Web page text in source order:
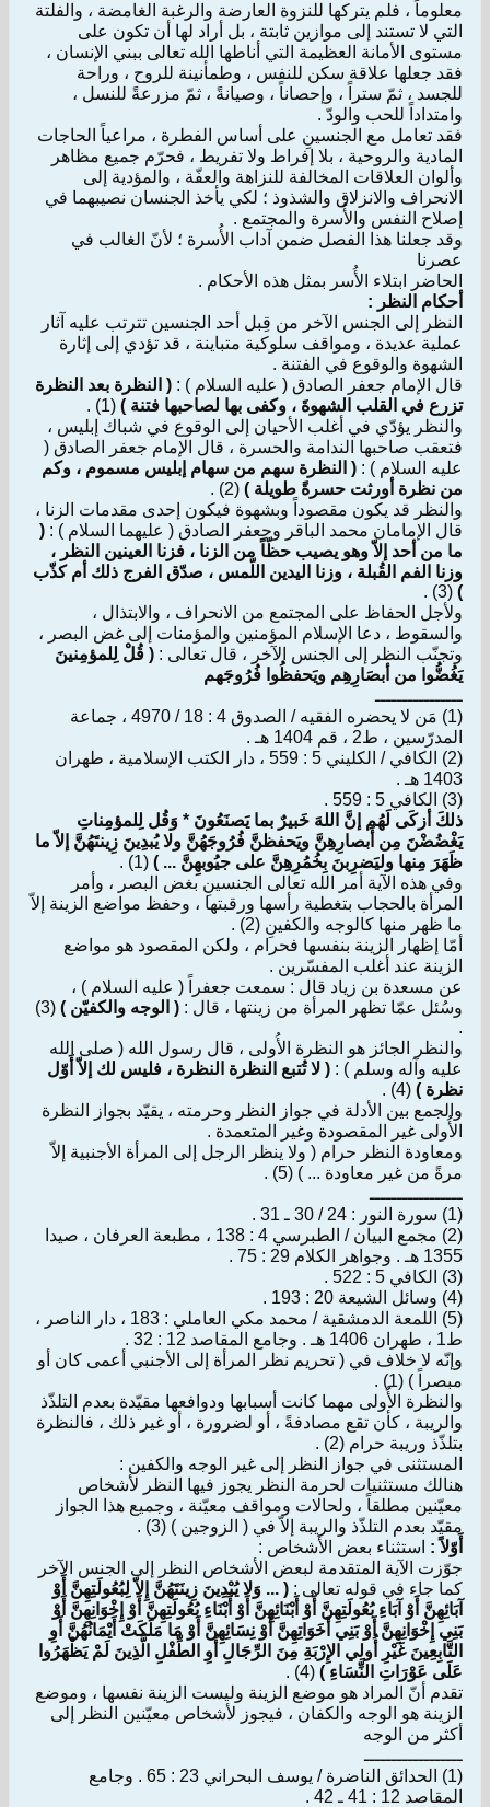
معلوماً ، فلم يتركها للنزوة العارضة والرغبة الغامضة ، والفلتة
التي لا تستند إلى موازين ثابتة ، بل أراد لها أن تكون على
مستوى الأمانة العظيمة التي أناطها الله تعالى ببني الإنسان ،
فقد جعلها علاقة سكن للنفس ، وطمأنينة للروح ، وراحة
للجسد ، ثمّ ستراً ، وإحصاناً ، وصيانةً ، ثمّ مزرعةً للنسل ،
وامتداداً للحب والودّ .
فقد تعامل مع الجنسينِ على أساس الفطرة ، مراعياً الحاجات
المادية والروحية ، بلا إفراط ولا تفريط ، فحرّم جميع مظاهر
وألوان العلاقات المخالفة للنزاهة والعفّة ، والمؤدية إلى
الانحراف والانزلاق والشذوذ ؛ لكي يأخذ الجنسان نصيبهما في
إصلاح النفس والأُسرة والمجتمع .
وقد جعلنا هذا الفصل ضمن آداب الأُسرة ؛ لأنّ الغالب في
عصرنا
الحاضر ابتلاء الأُسر بمثل هذه الأحكام .
أحكام النظر :
النظر إلى الجنس الآخر من قِبل أحد الجنسين تترتب عليه آثار
عملية عديدة ، ومواقف سلوكية متباينة ، قد تؤدي إلى إثارة
الشهوة والوقوع في الفتنة .
قال الإمام جعفر الصادق ( عليه السلام ) : ( النظرة بعد النظرة
تزرع في القلب الشهوةَ ، وكفى بها لصاحبها فتنة ) (1) .
والنظر يؤدّي في أغلب الأحيان إلى الوقوع في شباك إبليس ،
فتعقب صاحبها الندامة والحسرة ، قال الإمام جعفر الصادق (
عليه السلام ) : ( النظرة سهم من سهام إبليس مسموم ، وكم
من نظرة أورثت حسرةً طويلة ) (2) .
والنظر قد يكون مقصوداً وبشهوة فيكون إحدى مقدمات الزنا ،
قال الإمامان محمد الباقر وجعفر الصادق ( عليهما السلام ) : (
ما من أحد إلاّ وهو يصيب حظّاً من الزنا ، فزنا العينين النظر ،
وزنا الفم القُبلة ، وزنا اليدين اللّمس ، صدّق الفرج ذلك أم كذّب
)
(3) .
ولأجل الحفاظ على المجتمع من الانحراف ، والابتذال ،
والسقوط ، دعا الإسلام المؤمنين والمؤمنات إلى غض البصر ،
وتجنّب النظر إلى الجنس الآخر ، قال تعالى : ( قُلْ لِلمؤمِنينَ
يَغُضُّوا من أبصَارِهِم ويَحفظُوا فُرُوجَهم
ــــــــــــــــ
(1) مَن لا يحضره الفقيه / الصدوق 4 : 18 / 4970 ، جماعة
المدرّسين ، ط2 ، قم 1404 هـ .
(2) الكافي / الكليني 5 : 559 ، دار الكتب الإسلامية ، طهران
1403 هـ .
(3) الكافي 5 : 559 .
ذلكَ أزكَى لَهُم إنَّ اللهَ خَبيرٌ بما يَصنَعُونَ * وَقُل لِلمؤمِناتِ
يَغْضُضْنَ مِن أَبصارِهِنَّ ويَحفظنَّ فُرُوجَهُنَّ ولا يُبدِينَ زِينتَهُنَّ إلاّ ما
ظَهَرَ مِنها وليَضرِبنَ بِخُمُرِهِنَّ على جيُوبهِنَّ ... ) (1) .
وفي هذه الآية أمر الله تعالى الجنسينِ بغض البصر ، وأمر
المرأة بالحجاب بتغطية رأسها ورقبتها ، وحفظ مواضع الزينة إلاّ
ما ظهر منها كالوجه والكفينِ (2) .
أمّا إظهار الزينة بنفسها فحرام ، ولكن المقصود هو مواضع
الزينة عند أغلب المفسّرين .
عن مسعدة بن زياد قال : سمعت جعفراً ( عليه السلام ) ،
وسُئل عمّا تظهر المرأة من زينتها ، قال : ( الوجه والكفيّن )
(3)
.
والنظر الجائز هو النظرة الأُولى ، قال رسول الله ( صلى الله
عليه وآله وسلم ) : ( لا تُتبع النظرة النظرة ، فليس لك إلاّ أَوّل
نظرة ) (4) .
والجمع بين الأدلة في جواز النظر وحرمته ، يقيّد بجواز النظرة
الأُولى غير المقصودة وغير المتعمدة .
ومعاودة النظر حرام ( ولا ينظر الرجل إلى المرأة الأجنبية إلاّ
مرةً من غير معاودة ... ) (5) .
ـــــــــــــــــ
(1) سورة النور : 24 / 30 ـ 31 .
(2) مجمع البيان / الطبرسي 4 : 138 ، مطبعة العرفان ، صيدا
1355 هـ . وجواهر الكلام 29 : 75 .
(3) الكافي 5 : 522 .
(4) وسائل الشيعة 20 : 193 .
(5) اللمعة الدمشقية / محمد مكي العاملي : 183 ، دار الناصر ،
ط1 ، طهران 1406 هـ . وجامع المقاصد 12 : 32 .
وإنّه لا خلاف في ( تحريم نظر المرأة إلى الأجنبي أعمى كان أو
مبصراً ) (1) .
والنظرة الأُولى مهما كانت أسبابها ودوافعها مقيّدة بعدم التلذّذ
والريبة ، كأن تقع مصادفةً ، أو لضرورة ، أو غير ذلك ، فالنظرة
بتلذّذ وريبة حرام (2) .
المستثنى في جواز النظر إلى غير الوجه والكفين :
هنالك مستثنيات لحرمة النظر يجوز فيها النظر لأشخاص
معيّنين مطلقاً ، ولحالات ومواقف معيّنة ، وجميع هذا الجواز
مقيّد بعدم التلذّذ والريبة إلاّ في ( الزوجين ) (3) .
أَوّلاً : استثناء بعض الأشخاص :
جوّزت الآية المتقدمة لبعض الأشخاص النظر إلى الجنس الآخر
كما جاء في قوله تعالى : ( ... وَلا يُبْدِينَ زِينَتَهُنَّ إِلاّ لِبُعُولَتِهِنَّ أَوْ
آبَائِهِنَّ أَوْ آبَاءِ بُعُولَتِهِنَّ أَوْ أَبْنَائِهِنَّ أَوْ أَبْنَاءِ بُعُولَتِهِنَّ أَوْ إِخْوَانِهِنَّ أَوْ
بَنِي إِخْوَانِهِنَّ أَوْ بَنِي أَخَوَاتِهِنَّ أَوْ نِسَائِهِنَّ أَوْ مَا مَلَكَتْ أَيْمَانُهُنَّ أَوِ
التَّابِعِينَ غَيْرِ أُولِي الإِرْبَةِ مِنَ الرِّجَالِ أَوِ الطِّفْلِ الَّذِينَ لَمْ يَظْهَرُوا
عَلَى عَوْرَاتِ النِّسَاءِ ) (4) .
تقدم أنّ المراد هو موضع الزينة وليست الزينة نفسها ، وموضع
الزينة هو الوجه والكفان ، فيجوز لأشخاص معيّنين النظر إلى
أكثر من الوجه
ــــــــــــــــــ
(1) الحدائق الناضرة / يوسف البحراني 23 : 65 . وجامع
المقاصد 12 : 41 ـ 42 .